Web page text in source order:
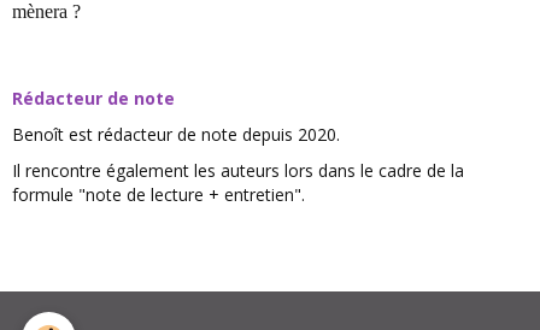
mènera ?
Rédacteur de note
Benoît est rédacteur de note depuis 2020.
Il rencontre également les auteurs lors dans le cadre de la
formule "note de lecture + entretien".